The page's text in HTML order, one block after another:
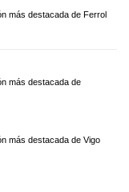
más destacada de Ferrol
más destacada de
más destacada de Vigo